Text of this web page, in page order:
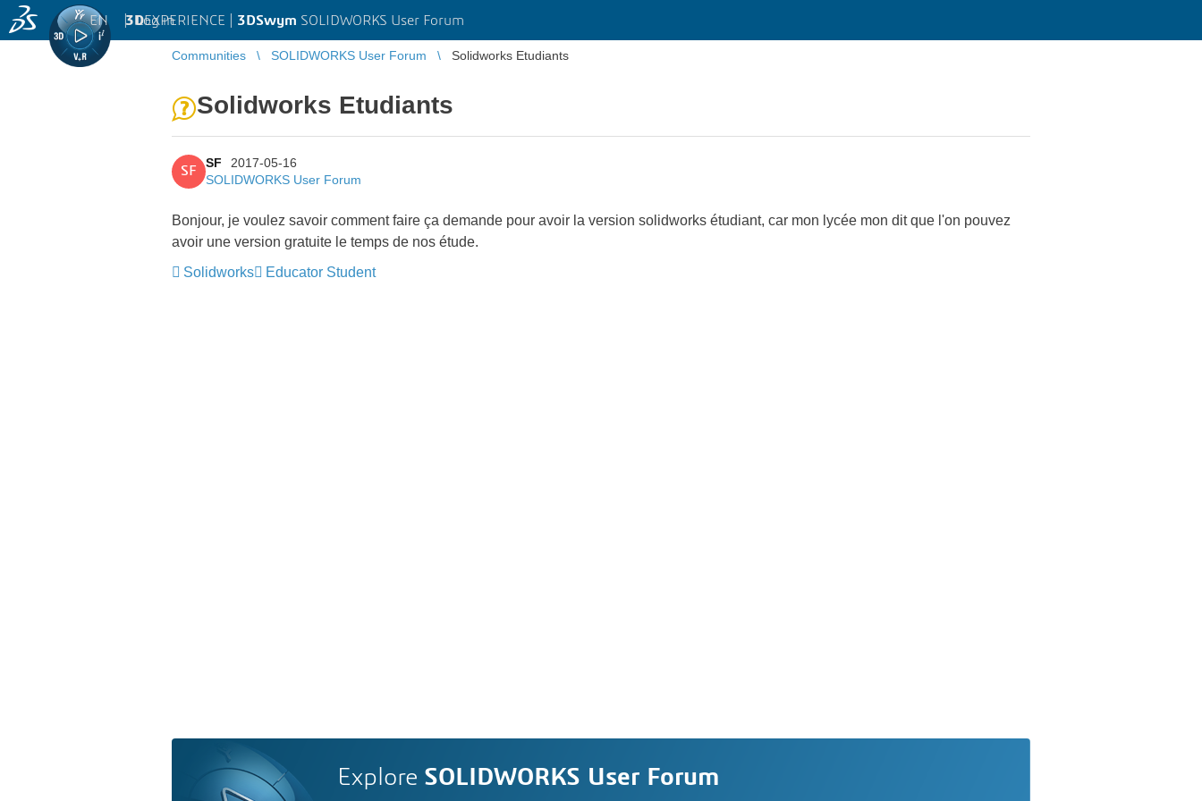
3DEXPERIENCE | 3DSwym SOLIDWORKS User Forum
EN | Log in
Communities SOLIDWORKS User Forum Solidworks Etudiants
Solidworks Etudiants
SF
SF
2017-05-16
SOLIDWORKS User Forum
Bonjour, je voulez savoir comment faire ça demande pour avoir la version solidworks étudiant, car mon lycée mon dit que l'on pouvez
avoir une version gratuite le temps de nos étude.
Solidworks
Educator Student
Explore SOLIDWORKS User Forum